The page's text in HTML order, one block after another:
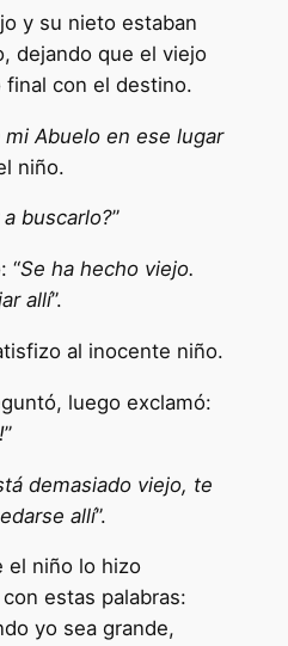
y su nieto estaban
dejando que el viejo
con el destino.
Abuelo en ese lugar
niño.
buscarlo?”
“Se ha hecho viejo.
allí”.
al inocente niño.
luego exclamó:
”
demasiado viejo, te
allí”.
el niño lo hizo
estas palabras:
yo sea grande,